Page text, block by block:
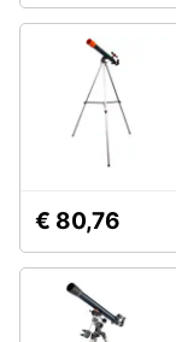
€ 80,76